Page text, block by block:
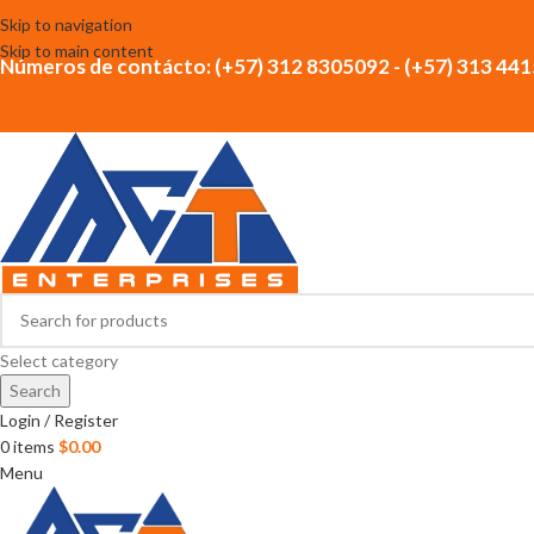
Skip to navigation
Skip to main content
Números de contácto: (+57) 312 8305092 - (+57) 313
Select category
Search
Login / Register
0items $0.00
Menu